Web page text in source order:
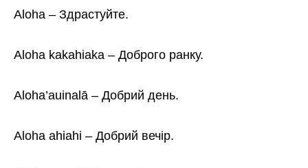
Aloha – Здрастуйте.
Aloha kakahiaka – Доброго ранку.
Aloha’auinalā – Добрий день.
Aloha ahiahi – Добрий вечір.